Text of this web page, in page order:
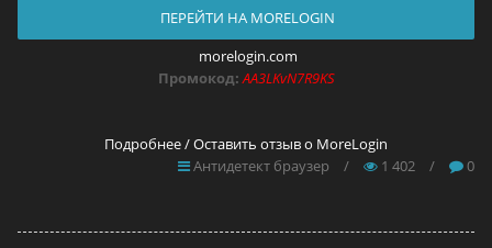
ПЕРЕЙТИ НА MORELOGIN
morelogin.com
Промокод: AA3LKvN7R9KS
Подробнее / Оставить отзыв о MoreLogin
Антидетект браузер
/ 1 402 / 0